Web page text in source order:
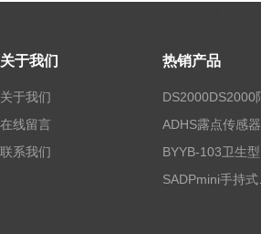
关于我们
关于我们
在线留言
联系我们
热销产品
ADHS露点传感器